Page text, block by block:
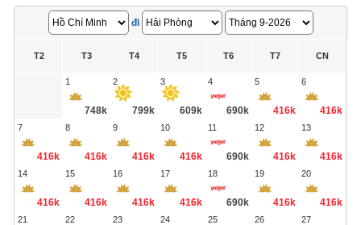
đi
T2 T3 T4 T5 T6 T7 CN
1
748k
2
799k
3
609k
4
690k
5
416k
6
416k
7
416k
8
416k
9
416k
10
416k
11
690k
12
416k
13
416k
14
416k
15
416k
16
416k
17
416k
18
690k
19
416k
20
416k
21 22 23 24 25 26 27